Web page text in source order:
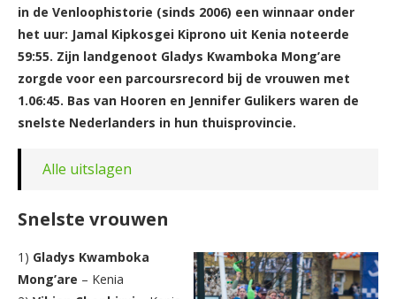
in de Venloophistorie (sinds 2006) een winnaar onder
het uur: Jamal Kipkosgei Kiprono uit Kenia noteerde
59:55. Zijn landgenoot Gladys Kwamboka Mong’are
zorgde voor een parcoursrecord bij de vrouwen met
1.06:45. Bas van Hooren en Jennifer Gulikers waren de
snelste Nederlanders in hun thuisprovincie.
Alle uitslagen
Snelste vrouwen
1) Gladys Kwamboka
Mong’are – Kenia